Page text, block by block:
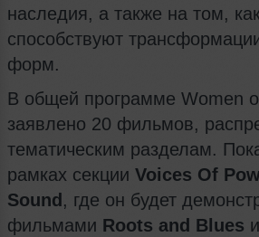
наследия, а также на том,
способствуют
форм.
В общей программе Women
заявлено 20 фильмов,
тематическим разделам.
рамках секции Voices Of
Sound , где он будет
фильмами Roots and Blues и